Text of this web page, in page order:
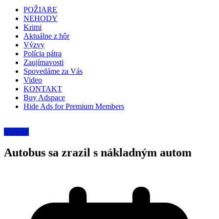
POŽIARE
NEHODY
Krimi
Aktuálne z hôr
Výzvy
Polícia pátra
Zaujímavosti
Spovedáme za Vás
Video
KONTAKT
Buy Adspace
Hide Ads for Premium Members
Nehody
Autobus sa zrazil s nákladným autom